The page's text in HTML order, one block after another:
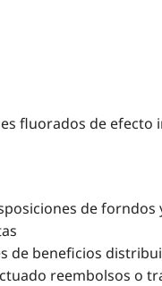
fluorados de efecto
de
beneficios
reembolsos o